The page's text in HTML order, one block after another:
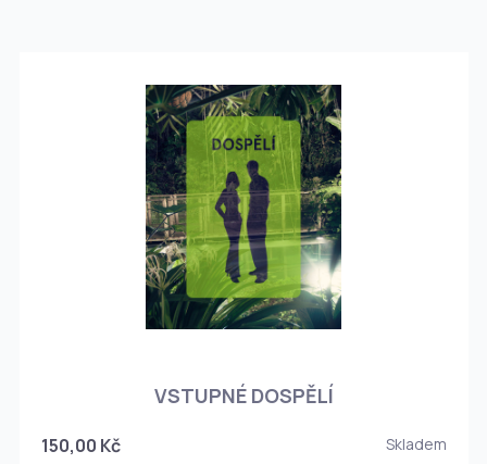
VSTUPNÉ DOSPĚLÍ
150,00 Kč Skladem